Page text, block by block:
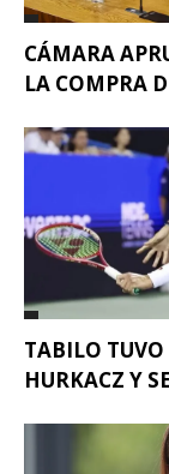
CÁMARA
LA COMPRA
TABILO
HURKACZ Y